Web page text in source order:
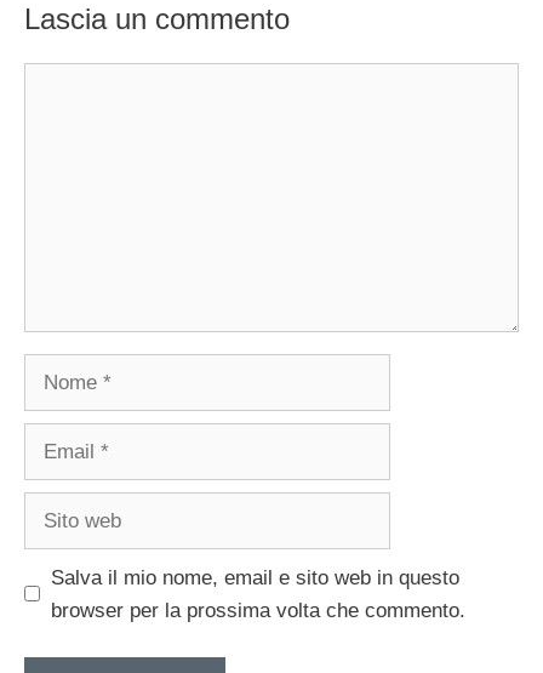
Lascia un commento
Salva il mio nome, email e sito web in questo
browser per la prossima volta che commento.